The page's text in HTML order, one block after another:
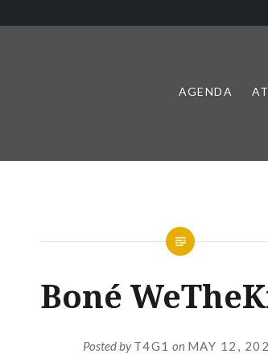
AGENDA
Boné
Posted byT4G1 on MAY 12,